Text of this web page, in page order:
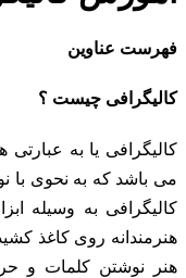
فهرست عناوین
کالیگرافی چیست ؟
کالیگرافی یا به
می باشد که به نحوی با
کالیگرافی به وسیله
هنرمندانه روی کاغذ
هنر نوشتن کلمات و